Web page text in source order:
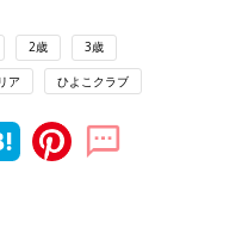
2歳 3歳
ア ひよこクラブ